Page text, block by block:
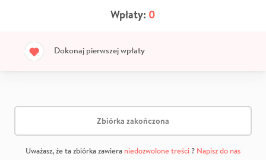
Wpłaty: 0
Dokonaj pierwszej wpłaty
Zbiórka zakończona
Uważasz, że ta zbiórka zawiera niedozwolone treści? Napisz do nas